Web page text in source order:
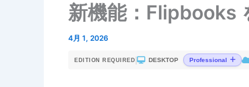
新機能：Flipbooks
4月 1, 2026
EDITION REQUIRED DESKTOP Professional